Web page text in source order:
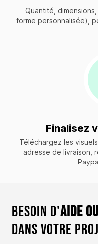
Quantité,
forme personnalisée),
Finalisez
Téléchargez les
adresse de livraison,
Besoin d'aide
dans votre